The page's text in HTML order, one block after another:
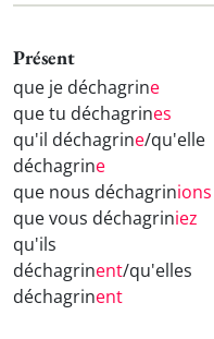
Présent
que je déchagrine
que tu déchagrines
qu'il déchagrine/qu'elle
déchagrine
que nous déchagrinions
que vous déchagriniez
qu'ils
déchagrinent/qu'elles
déchagrinent